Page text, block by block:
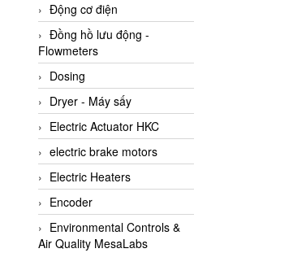
Anritsu
ANTEC S.A
Antico pumps
Anybus/ HMS
AOBEN
Apex Dynamics Vietnam
Apex Dynamics Vietnam
Apiste
APLISENS VietNam
Apollo Fire
Động cơ điện
Đồng hồ lưu động -
Flowmeters
Dosing
Dryer - Máy sấy
Electric Actuator HKC
electric brake motors
Electric Heaters
Encoder
Environmental Controls &
Air Quality MesaLabs